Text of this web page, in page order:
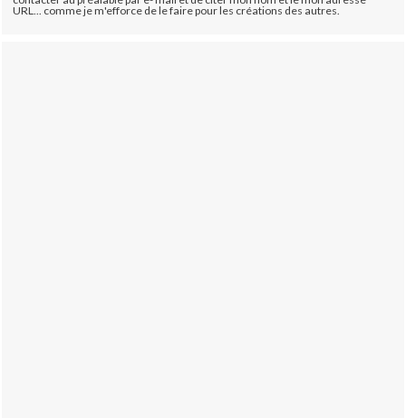
URL... comme je m'efforce de le faire pour les créations des autres.